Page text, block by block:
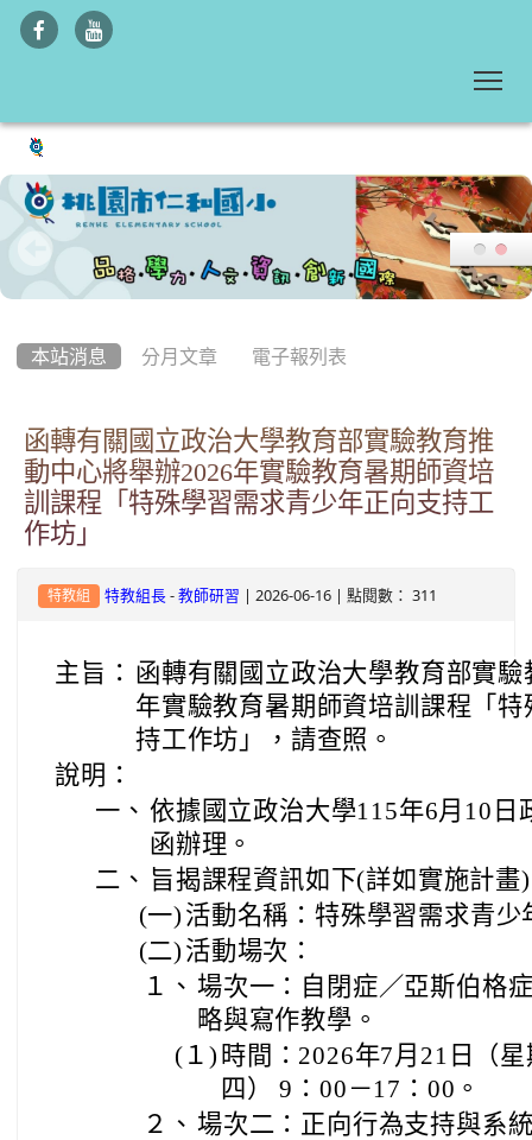
本站消息 分月文章 電子報列表
函轉有關國立政治大學教育部實驗教育推
動中心將舉辦2026年實驗教育暑期師資培
訓課程「特殊學習需求青少年正向支持工
作坊」
特教組 特教組長- 教師研習 | 2026-06-16 | 點閱數： 311
主旨： 函轉有關國立政治大學教育部實
年實驗教育暑期師資培訓課程「
持工作坊」，請查照。
說明：
一、 依據國立政治大學115年6月10日
函辦理。
二、 旨揭課程資訊如下(詳如實施計畫
(一) 活動名稱：特殊學習需求青
(二) 活動場次：
１、 場次一：自閉症／亞斯伯格
略與寫作教學。
(１) 時間：2026年7月21日（
四） 9：00－17：00。
２、 場次二：正向行為支持與系